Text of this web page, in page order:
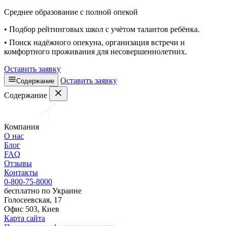
Среднее образование с полной опекой
• Подбор рейтинговых школ с учётом талантов ребёнка.
• Поиск надёжного опекуна, организация встречи и
комфортного проживания для несовершеннолетних.
Оставить заявку
Содержание
Оставить заявку
Содержание
Компания
О нас
Блог
FAQ
Отзывы
Контакты
0-800-75-8000
бесплатно по Украине
Голосеевская, 17
Офис 503, Киев
Карта сайта